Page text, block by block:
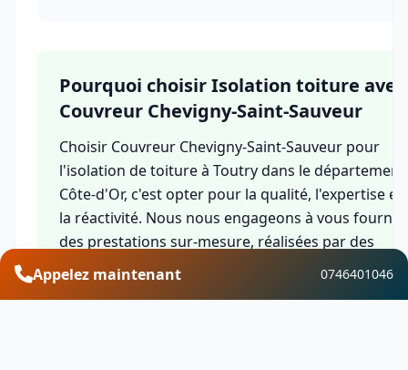
Pourquoi choisir Isolation toiture avec
Couvreur Chevigny-Saint-Sauveur
Choisir Couvreur Chevigny-Saint-Sauveur pour
l'isolation de toiture à Toutry dans le département
Côte-d'Or, c'est opter pour la qualité, l'expertise et
la réactivité. Nous nous engageons à vous fournir
des prestations sur-mesure, réalisées par des
professionnels qualifiés. Bénéficiez de notre
Appelez maintenant 0746401046